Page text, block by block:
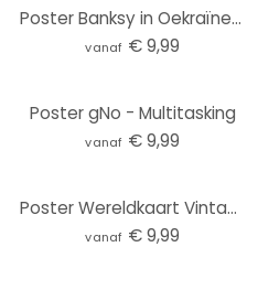
Poster Banksy in Oekraïne - Judoka
vanaf € 9,99
Poster gNo - Multitasking
vanaf € 9,99
Poster Wereldkaart Vintage
vanaf € 9,99